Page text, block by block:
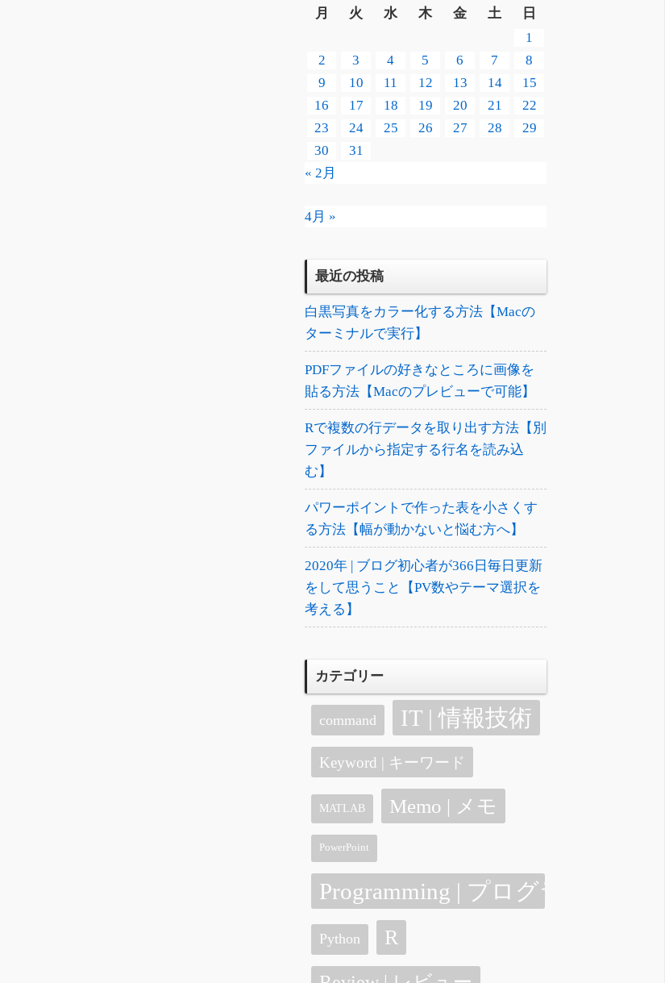
月
火 水 木 金 土
日
1
2
3 4 5 6 7
8
9
10 11 12 13 14
15
16
17 18 19 20 21
22
23
24 25 26 27 28
29
30
31
« 2月
4月 »
最近の投稿
白黒写真をカラー化する方法【Macの
ターミナルで実行】
PDFファイルの好きなところに画像を
貼る方法【Macのプレビューで可能】
Rで複数の行データを取り出す方法【別
ファイルから指定する行名を読み込
む】
パワーポイントで作った表を小さくす
る方法【幅が動かないと悩む方へ】
2020年 | ブログ初心者が366日毎日更新
をして思うこと【PV数やテーマ選択を
考える】
カテゴリー
command IT | 情報技術
Keyword | キーワード
MATLAB Memo | メモ
PowerPoint
Programming | プログラミング
Python R